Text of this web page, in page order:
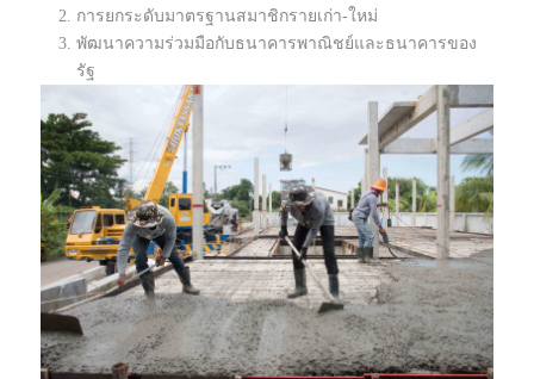
การยกระดับมาตรฐานสมาชิกรายเก่า-ใหม่
พัฒนาความร่วมมือกับธนาคารพาณิชย์และธนาคารของ
รัฐ